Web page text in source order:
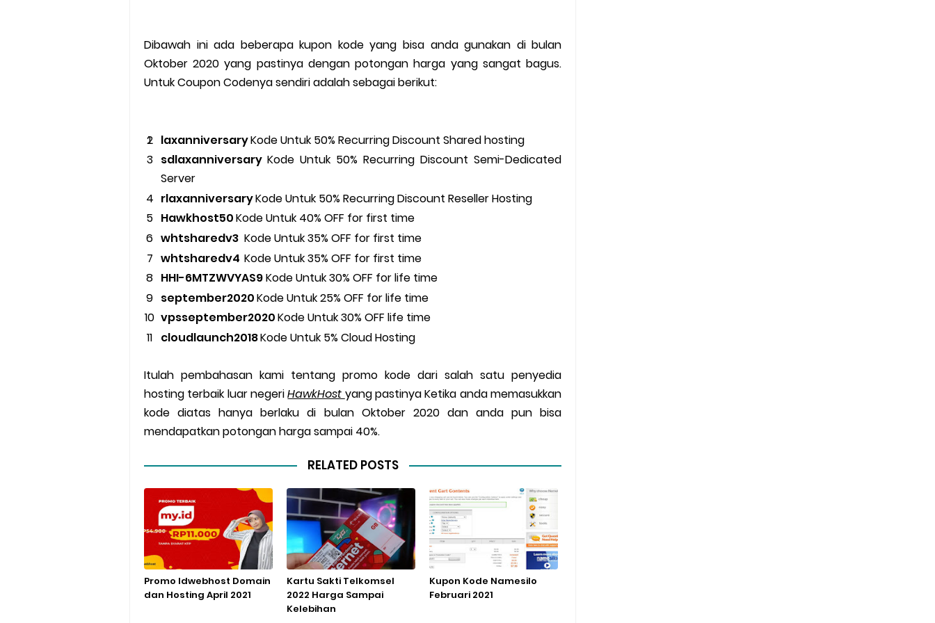
Dibawah ini ada beberapa kupon kode yang bisa anda gunakan di bulan
Oktober 2020 yang pastinya dengan potongan harga yang sangat bagus.
Untuk Coupon Codenya sendiri adalah sebagai berikut:
laxanniversaryKode Untuk 50% Recurring Discount Shared hosting
sdlaxanniversaryKode Untuk 50% Recurring Discount Semi-Dedicated
Server
rlaxanniversaryKode Untuk 50% Recurring Discount Reseller Hosting
Hawkhost50Kode Untuk 40% OFF for first time
whtsharedv3 Kode Untuk 35% OFF for first time
whtsharedv4 Kode Untuk 35% OFF for first time
HHI-6MTZWVYAS9Kode Untuk 30% OFF for life time
september2020Kode Untuk 25% OFF for life time
vpsseptember2020Kode Untuk 30% OFF life time
cloudlaunch2018Kode Untuk 5% Cloud Hosting
Itulah pembahasan kami tentang promo kode dari salah satu penyedia
hosting terbaik luar negeriHawkHost yang pastinya Ketika anda memasukkan
kode diatas hanya berlaku di bulan Oktober 2020 dan anda pun bisa
mendapatkan potongan harga sampai 40%.
RELATED POSTS
Promo Idwebhost Domain
dan Hosting April 2021
Kartu Sakti Telkomsel
2022 Harga Sampai
Kelebihan
Kupon Kode Namesilo
Februari 2021